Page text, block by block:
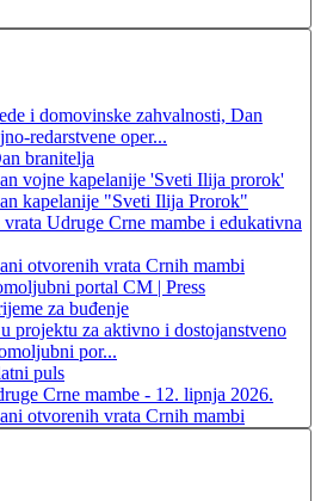
i domovinske zahvalnosti, Dan
redarstvene oper...
vojne kapelanije 'Sveti Ilija prorok'
Udruge Crne mambe i edukativna
portal CM | Press
projektu za aktivno i dostojanstveno
por...
Crne mambe - 12. lipnja 2026.